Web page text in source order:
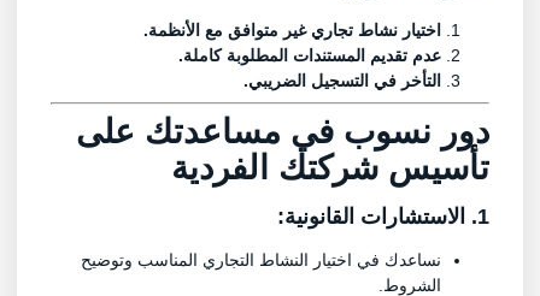
اختيار نشاط تجاري غير متوافق مع الأنظمة.
عدم تقديم المستندات المطلوبة كاملة.
التأخر في التسجيل الضريبي.
دورنسوبفي مساعدتك على
تأسيس شركتك الفردية
نساعدك في اختيار النشاط التجاري المناسب وتوضيح
الشروط.